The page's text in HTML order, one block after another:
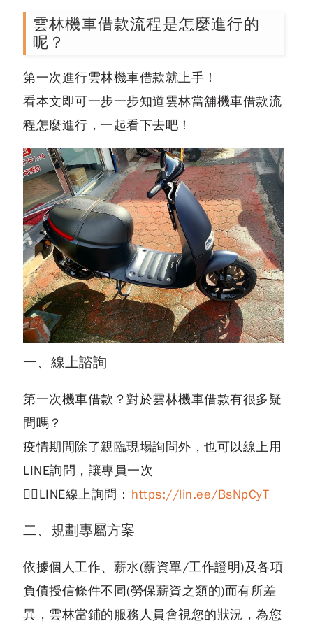
雲林機車借款流程是怎麼進行的
呢？
第一次進行雲林機車借款就上手！
看本文即可一步一步知道雲林當舖機車借款流
程怎麼進行，一起看下去吧！
一、線上諮詢
第一次機車借款？對於雲林機車借款有很多疑
問嗎？
疫情期間除了親臨現場詢問外，也可以線上用
LINE詢問，讓專員一次
🙋‍♂️LINE線上詢問： https://lin.ee/BsNpCyT
二、規劃專屬方案
依據個人工作、薪水(薪資單/工作證明)及各項
負債授信條件不同(勞保薪資之類的)而有所差
異，雲林當鋪的服務人員會視您的狀況，為您